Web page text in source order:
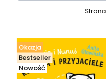
Strona
Okazja
Bestseller
Nowość